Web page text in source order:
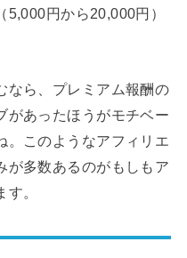
円から20,000円）
なら、プレミアム報酬の
があったほうがモチベー
。このようなアフィリエ
が多数あるのがもしもア
。